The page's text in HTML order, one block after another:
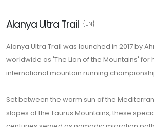
Alanya Ultra Trail {EN}
Alanya Ultra Trail was launched in 2017 by
worldwide as 'The Lion of the Mountains' for
international mountain running
Set between the warm sun of the
slopes of the Taurus Mountains, these